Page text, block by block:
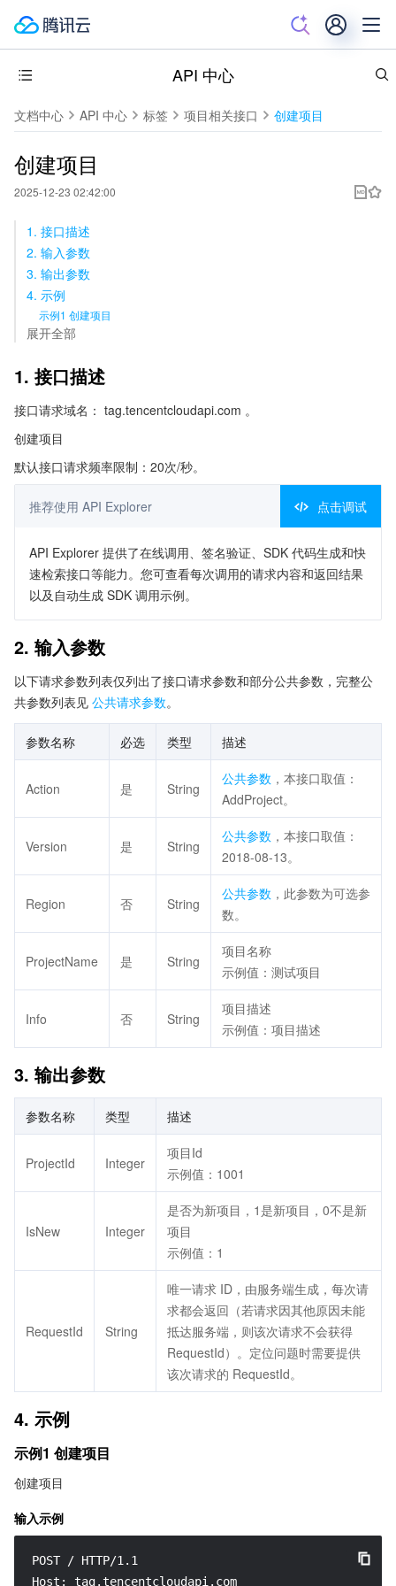
API 中心
文档中心 API 中心 标签 项目相关接口 创建项目
创建项目
2025-12-23 02:42:00
1. 接口描述
2. 输入参数
3. 输出参数
4. 示例
示例1 创建项目
展开全部
1. 接口描述
接口请求域名： tag.tencentcloudapi.com 。
创建项目
默认接口请求频率限制：20次/秒。
推荐使用 API Explorer 点击调试
API Explorer 提供了在线调用、签名验证、SDK 代码生成和快
速检索接口等能力。您可查看每次调用的请求内容和返回结果
以及自动生成 SDK 调用示例。
2. 输入参数
以下请求参数列表仅列出了接口请求参数和部分公共参数，完整公
共参数列表见 公共请求参数。
参数名称 必选 类型 描述
Action 是 String
公共参数 ，本接口取值：
AddProject。
Version 是 String
公共参数 ，本接口取值：
2018-08-13。
Region 否 String
公共参数 ，此参数为可选参
数。
ProjectName 是 String
项目名称
示例值：测试项目
Info 否 String
项目描述
示例值：项目描述
3. 输出参数
参数名称 类型 描述
ProjectId Integer
项目Id
示例值：1001
IsNew Integer
是否为新项目，1是新项目，0不是新
项目
示例值：1
RequestId String
唯一请求 ID，由服务端生成，每次请
求都会返回（若请求因其他原因未能
抵达服务端，则该次请求不会获得
RequestId）。定位问题时需要提供
该次请求的 RequestId。
4. 示例
示例1 创建项目
创建项目
输入示例
POST / HTTP/1.1
Host: tag.tencentcloudapi.com